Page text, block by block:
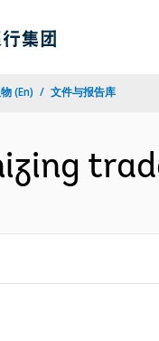
(En) 文件与报告库